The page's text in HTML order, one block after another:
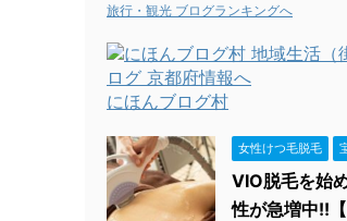
旅行・観光 ブログランキングへ
にほんブログ村
女性けつ毛脱毛
VIO脱毛を始
性が急増中!!